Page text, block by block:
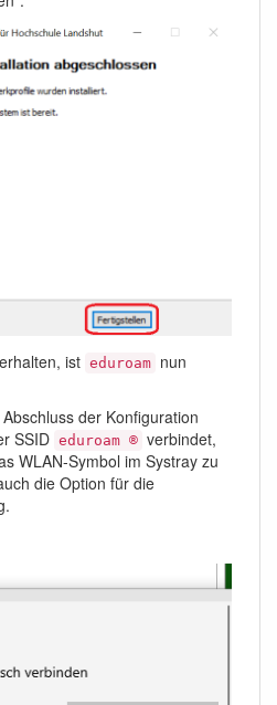
ist eduroam nun
der Konfiguration
SSID eduroam ® verbindet,
WLAN-Symbol im Systray zu
die Option für die